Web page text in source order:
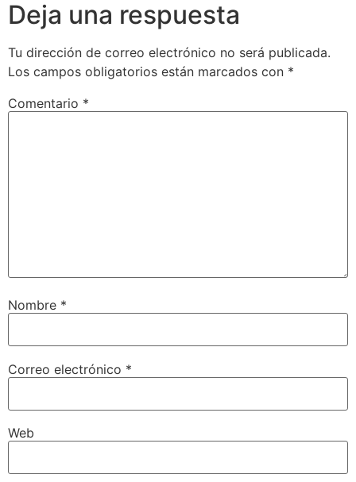
Deja una respuesta
Tu dirección de correo electrónico no será publicada.
Los campos obligatorios están marcados con *
Comentario *
Nombre *
Correo electrónico *
Web